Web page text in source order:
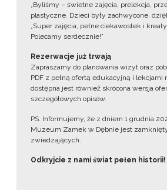
„Byliśmy – świetne zajęcia, prelekcja,
plastyczne. Dzieci były zachwycone,
„Super zajęcia, pełne ciekawostek i
Polecamy serdecznie!”
Rezerwacje już trwają
Zapraszamy do planowania wizyt oraz
PDF z pełną ofertą edukacyjną i lekcjami
dostępna jest również skrócona wersja
szczegółowych opisów.
PS. Informujemy, że z dniem 1 grudnia
Muzeum Zamek w Dębnie jest
zwiedzających.
Odkryjcie z nami świat pełen historii!